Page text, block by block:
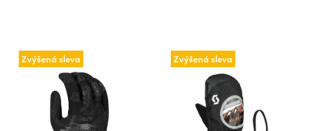
Zvýšená sleva Zvýšená sleva